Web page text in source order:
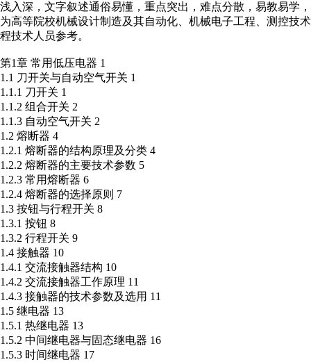
浅入深，文字叙述通俗易懂，重点突出，难点分散，易教易
为高等院校机械设计制造及其自动化、机械电子工程、测控技
程技术人员参考。
第1章 常用低压电器 1
1.1 刀开关与自动空气开关 1
1.1.1 刀开关 1
1.1.2 组合开关 2
1.1.3 自动空气开关 2
1.2 熔断器 4
1.2.1 熔断器的结构原理及分类 4
1.2.2 熔断器的主要技术参数 5
1.2.3 常用熔断器 6
1.2.4 熔断器的选择原则 7
1.3 按钮与行程开关 8
1.3.1 按钮 8
1.3.2 行程开关 9
1.4 接触器 10
1.4.1 交流接触器结构 10
1.4.2 交流接触器工作原理 11
1.4.3 接触器的技术参数及选用 11
1.5 继电器 13
1.5.1 热继电器 13
1.5.2 中间继电器与固态继电器 16
1.5.3 时间继电器 17